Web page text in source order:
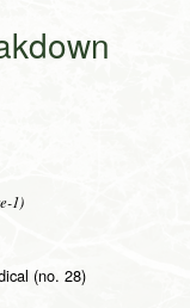
1)
(no. 28)